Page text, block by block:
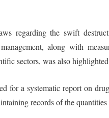
regarding the swift
along with
sectors, was also
for a systematic report on
records of the